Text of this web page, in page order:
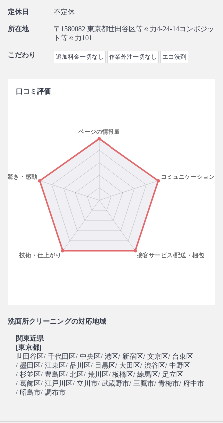
定休日 不定休
所在地
〒1580082 東京都世田谷区等々力4-24-14コンポジッ
ト等々力101
こだわり 追加料金一切なし 作業外注一切なし エコ洗剤
口コミ評価
洗面所クリーニングの対応地域
関東近県
[東京都]
世田谷区/ 千代田区/ 中央区/ 港区/ 新宿区/ 文京区/ 台東区
/ 墨田区/ 江東区/ 品川区/ 目黒区/ 大田区/ 渋谷区/ 中野区
/ 杉並区/ 豊島区/ 北区/ 荒川区/ 板橋区/ 練馬区/ 足立区
/ 葛飾区/ 江戸川区/ 立川市/ 武蔵野市/ 三鷹市/ 青梅市/ 府中市
/ 昭島市/ 調布市